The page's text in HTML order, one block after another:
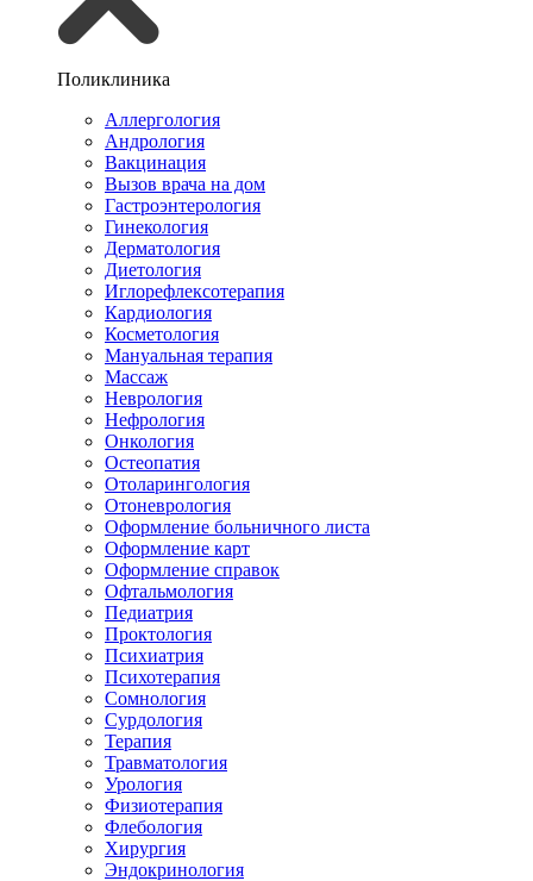
Поликлиника
Аллергология
Андрология
Вакцинация
Вызов врача на дом
Гастроэнтерология
Гинекология
Дерматология
Диетология
Иглорефлексотерапия
Кардиология
Косметология
Мануальная терапия
Массаж
Неврология
Нефрология
Онкология
Остеопатия
Отоларингология
Отоневрология
Оформление больничного листа
Оформление карт
Оформление справок
Офтальмология
Педиатрия
Проктология
Психиатрия
Психотерапия
Сомнология
Сурдология
Терапия
Травматология
Урология
Физиотерапия
Флебология
Хирургия
Эндокринология